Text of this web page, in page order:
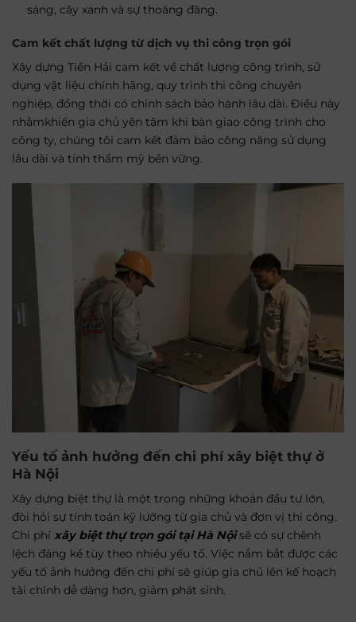
sáng, cây xanh và sự thoáng đãng.
Cam kết chất lượng từ dịch vụ thi công trọn gói
Xây dựng Tiền Hải cam kết về chất lượng công trình, sử
dụng vật liệu chính hãng, quy trình thi công chuyên
nghiệp, đồng thời có chính sách bảo hành lâu dài. Điều này
nhằmkhiến gia chủ yên tâm khi bàn giao công trình cho
công ty, chúng tôi cam kết đảm bảo công năng sử dụng
lâu dài và tính thẩm mỹ bền vững.
Yếu tố ảnh hưởng đến chi phí xây biệt thự ở
Hà Nội
Xây dựng biệt thự là một trong những khoản đầu tư lớn,
đòi hỏi sự tính toán kỹ lưỡng từ gia chủ và đơn vị thi công.
Chi phí xây biệt thự trọn gói tại Hà Nộisẽ có sự chênh
lệch đáng kể tùy theo nhiều yếu tố. Việc nắm bắt được các
yếu tố ảnh hưởng đến chi phí sẽ giúp gia chủ lên kế hoạch
tài chính dễ dàng hơn, giảm phát sinh.